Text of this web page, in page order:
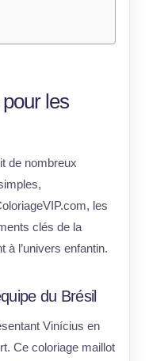
les
de nombreux
les
clés de la
à l’univers enfantin.
du Brésil
Vinícius en
Ce coloriage maillot